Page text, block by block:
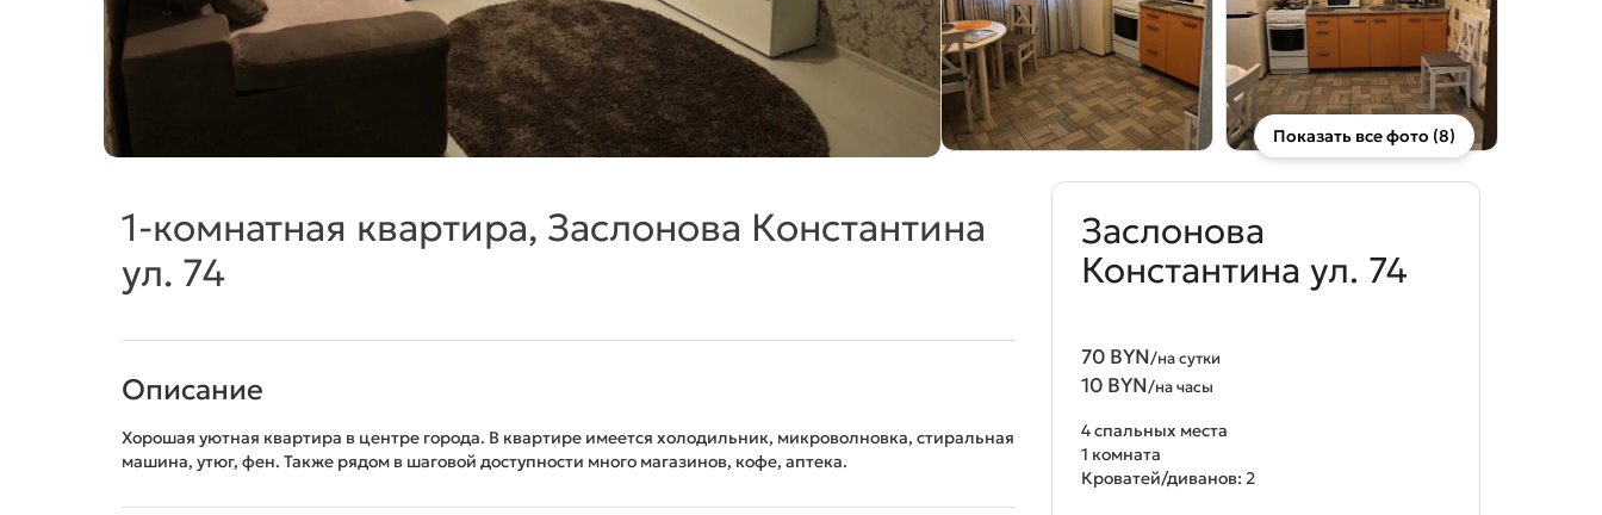
Показать все фото (8)
1-комнатная квартира, Заслонова Константина
ул. 74
Описание
Хорошая уютная квартира в центре города. В квартире имеется холодильник, микроволновка, стиральная
машина, утюг, фен. Также рядом в шаговой доступности много магазинов, кофе, аптека.
Заслонова
Константина ул. 74
70 BYN/на сутки
10 BYN/на часы
4 спальных места
1 комната
Кроватей/диванов: 2